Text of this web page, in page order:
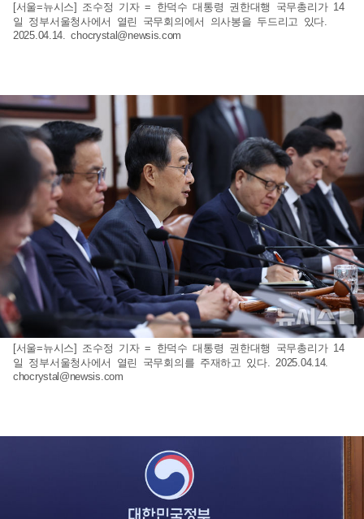
[서울=뉴시스] 조수정 기자 = 한덕수 대통령 권한대행 국무총리가 14
일 정부서울청사에서 열린 국무회의에서 의사봉을 두드리고 있다.
2025.04.14.chocrystal@newsis.com
[서울=뉴시스] 조수정 기자 = 한덕수 대통령 권한대행 국무총리가 14
일 정부서울청사에서 열린 국무회의를 주재하고 있다. 2025.04.14.
chocrystal@newsis.com